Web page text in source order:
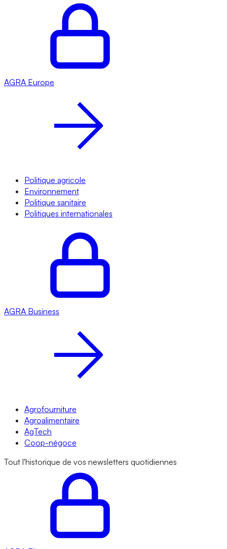
AGRA Europe
Politique agricole
Environnement
Politique sanitaire
Politiques internationales
AGRA Business
Agrofourniture
Agroalimentaire
AgTech
Coop-négoce
Tout l'historique de vos newsletters quotidiennes